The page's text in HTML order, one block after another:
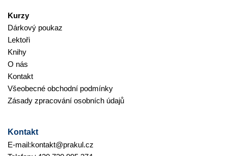
Kurzy
Dárkový poukaz
Lektoři
Knihy
O nás
Kontakt
Všeobecné obchodní podmínky
Zásady zpracování osobních údajů
Kontakt
E-mail:kontakt@prakul.cz